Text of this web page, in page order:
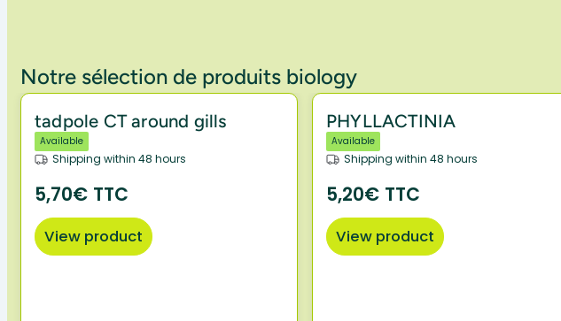
Notre sélection de produits biology
tadpole CT around gills
Available
Shipping within 48 hours
5,70€ TTC
View product
PHYLLACTINIA
Available
Shipping within 48 hours
5,20€ TTC
View product